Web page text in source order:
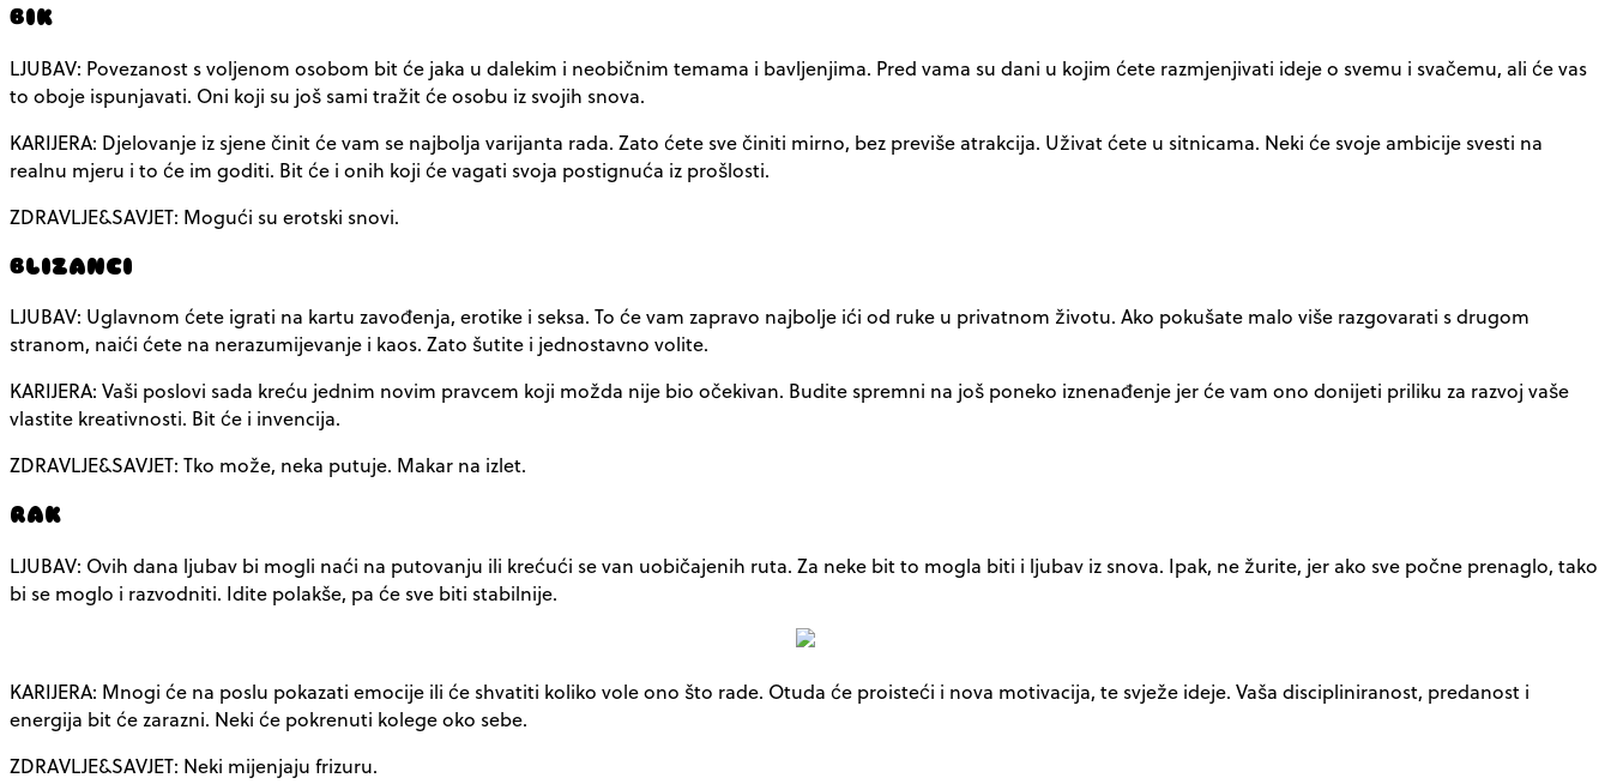
BIK
LJUBAV: Povezanost s voljenom osobom bit će jaka u dalekim i neobičnim temama i bavljenjima. Pred vama su dani u kojim ćete razmjenjivati ideje o svemu i svačemu, ali će vas
to oboje ispunjavati. Oni koji su još sami tražit će osobu iz svojih snova.
KARIJERA: Djelovanje iz sjene činit će vam se najbolja varijanta rada. Zato ćete sve činiti mirno, bez previše atrakcija. Uživat ćete u sitnicama. Neki će svoje ambicije svesti na
realnu mjeru i to će im goditi. Bit će i onih koji će vagati svoja postignuća iz prošlosti.
ZDRAVLJE&SAVJET: Mogući su erotski snovi.
BLIZANCI
LJUBAV: Uglavnom ćete igrati na kartu zavođenja, erotike i seksa. To će vam zapravo najbolje ići od ruke u privatnom životu. Ako pokušate malo više razgovarati s drugom
stranom, naići ćete na nerazumijevanje i kaos. Zato šutite i jednostavno volite.
KARIJERA: Vaši poslovi sada kreću jednim novim pravcem koji možda nije bio očekivan. Budite spremni na još poneko iznenađenje jer će vam ono donijeti priliku za razvoj vaše
vlastite kreativnosti. Bit će i invencija.
ZDRAVLJE&SAVJET: Tko može, neka putuje. Makar na izlet.
RAK
LJUBAV: Ovih dana ljubav bi mogli naći na putovanju ili krećući se van uobičajenih ruta. Za neke bit to mogla biti i ljubav iz snova. Ipak, ne žurite, jer ako sve počne prenaglo, tako
bi se moglo i razvodniti. Idite polakše, pa će sve biti stabilnije.
KARIJERA: Mnogi će na poslu pokazati emocije ili će shvatiti koliko vole ono što rade. Otuda će proisteći i nova motivacija, te svježe ideje. Vaša discipliniranost, predanost i
energija bit će zarazni. Neki će pokrenuti kolege oko sebe.
ZDRAVLJE&SAVJET: Neki mijenjaju frizuru.